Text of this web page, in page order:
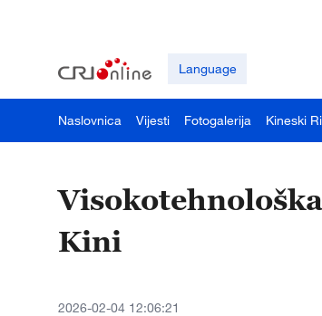
Language
Naslovnica Vijesti Fotogalerija Kineski
Kini
2026-02-04 12:06:21